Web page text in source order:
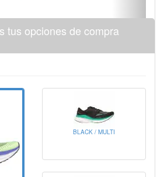
tus opciones de compra
BLACK / MULTI